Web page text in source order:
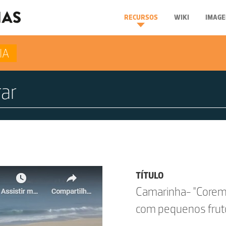
RECURSOS WIKI
TÍTULO
Camarinha-
com pequenos